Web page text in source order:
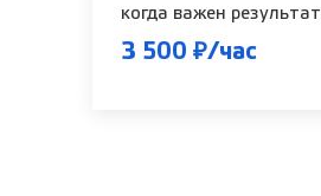
когда важен результат
3 500 ₽/час